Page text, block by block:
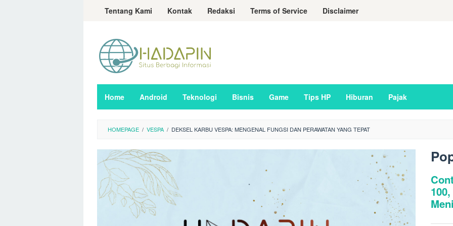
LoncatTentang Kami Kontak Redaksi Terms of Service Disclaimer
Home Android Teknologi Bisnis Game Tips HP Hiburan Pajak
HOMEPAGE / VESPA / DEKSEL KARBU VESPA: MENGENAL FUNGSI DAN PERAWATAN YANG TEPAT